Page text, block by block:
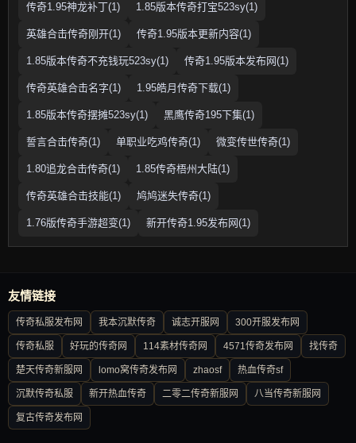
传奇1.95神龙补丁(1) 1.85版本传奇打宝523sy(1)
英雄合击传奇刚开(1) 传奇1.95版本更新内容(1)
1.85版本传奇不充钱玩523sy(1) 传奇1.95版本发布网(1)
传奇英雄合击名字(1) 1.95皓月传奇下载(1)
1.85版本传奇摆摊523sy(1) 黑鹰传奇195下集(1)
誓言合击传奇(1) 单职业吃鸡传奇(1) 微变传世传奇(1)
1.80追龙合击传奇(1) 1.85传奇梧州大陆(1)
传奇英雄合击技能(1) 鸠鸠迷失传奇(1)
1.76版传奇手游超变(1) 新开传奇1.95发布网(1)
友情链接
传奇私服发布网 我本沉默传奇 诚志开服网 300开服发布网
传奇私服 好玩的传奇网 114素材传奇网 4571传奇发布网 找传奇
楚天传奇新服网 lomo窝传奇发布网 zhaosf 热血传奇sf
沉默传奇私服 新开热血传奇 二零二传奇新服网 八当传奇新服网
复古传奇发布网